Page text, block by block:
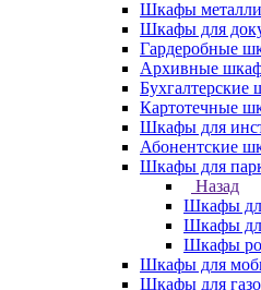
Шкафы
Шкафы для
Гардеробные
Архивные
Бухгалтерские
Картотечные
Шкафы для
Абонентские
Шкафы для
Назад
Шкафы
Шкафы
Шкафы
Шкафы для
Шкафы для